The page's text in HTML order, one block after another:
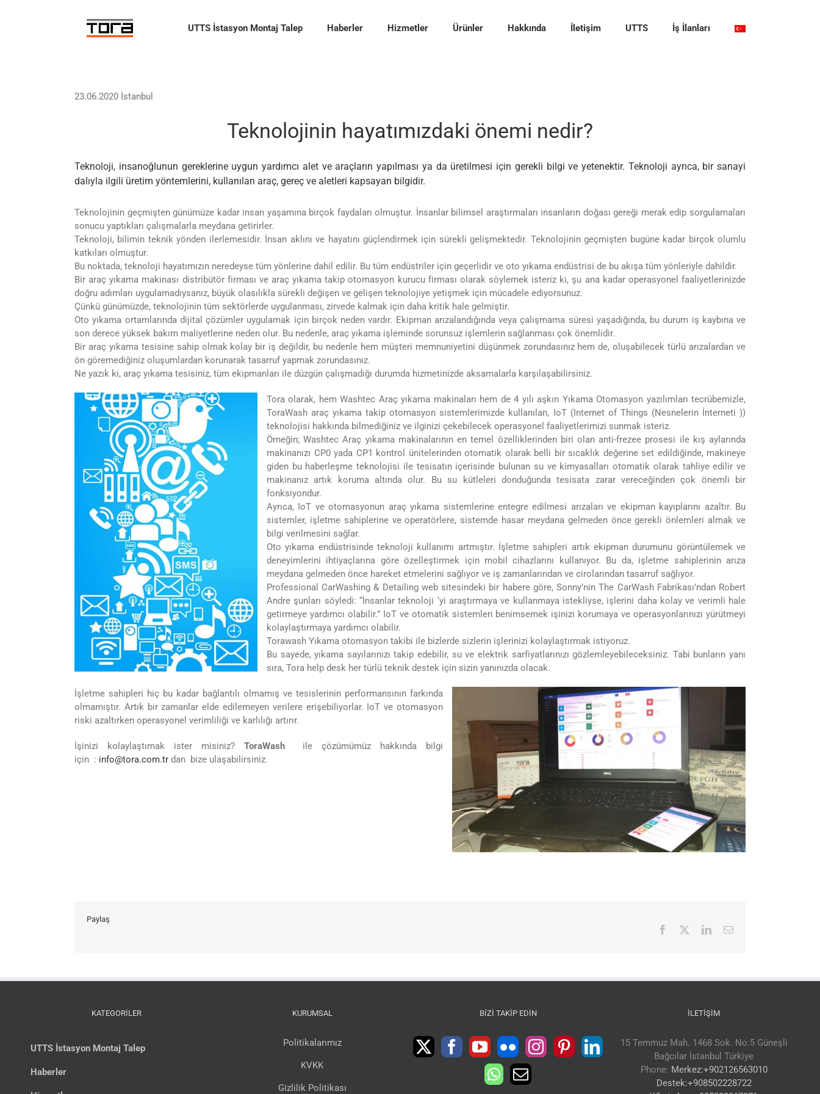
UTTS İstasyon Montaj Talep Haberler Hizmetler Ürünler Hakkında İletişim UTTS İş İlanları
23.06.2020 İstanbul
Teknolojinin hayatımızdaki önemi nedir?
Teknoloji, insanoğlunun gereklerine uygun yardımcı alet ve araçların yapılması ya da üretilmesi için gerekli bilgi ve yetenektir. Teknoloji ayrıca, bir sanayi
dalıyla ilgili üretim yöntemlerini, kullanılan araç, gereç ve aletleri kapsayan bilgidir.
Teknolojinin geçmişten günümüze kadar insan yaşamına birçok faydaları olmuştur. İnsanlar bilimsel araştırmaları insanların doğası gereği merak edip sorgulamaları
sonucu yaptıkları çalışmalarla meydana getirirler.
Teknoloji, bilimin teknik yönden ilerlemesidir. İnsan aklını ve hayatını güçlendirmek için sürekli gelişmektedir. Teknolojinin geçmişten bugüne kadar birçok olumlu
katkıları olmuştur.
Bu noktada, teknoloji hayatımızın neredeyse tüm yönlerine dahil edilir. Bu tüm endüstriler için geçerlidir ve oto yıkama endüstrisi de bu akışa tüm yönleriyle dahildir.
Bir araç yıkama makinası distribütör firması ve araç yıkama takip otomasyon kurucu firması olarak söylemek isteriz ki, şu ana kadar operasyonel faaliyetlerinizde
doğru adımları uygulamadıysanız, büyük olasılıkla sürekli değişen ve gelişen teknolojiye yetişmek için mücadele ediyorsunuz.
Çünkü günümüzde, teknolojinin tüm sektörlerde uygulanması, zirvede kalmak için daha kritik hale gelmiştir.
Oto yıkama ortamlarında dijital çözümler uygulamak için birçok neden vardır. Ekipman arızalandığında veya çalışmama süresi yaşadığında, bu durum iş kaybına ve
son derece yüksek bakım maliyetlerine neden olur. Bu nedenle, araç yıkama işleminde sorunsuz işlemlerin sağlanması çok önemlidir.
Bir araç yıkama tesisine sahip olmak kolay bir iş değildir, bu nedenle hem müşteri memnuniyetini düşünmek zorundasınız hem de, oluşabilecek türlü arızalardan ve
ön göremediğiniz oluşumlardan korunarak tasarruf yapmak zorundasınız.
Ne yazık ki, araç yıkama tesisiniz, tüm ekipmanları ile düzgün çalışmadığı durumda hizmetinizde aksamalarla karşılaşabilirsiniz.
Tora olarak, hem Washtec Araç yıkama makinaları hem de 4 yılı aşkın Yıkama Otomasyon yazılımları tecrübemizle,
ToraWash araç yıkama takip otomasyon sistemlerimizde kullanılan, IoT (Internet of Things (Nesnelerin İnterneti ))
teknolojisi hakkında bilmediğiniz ve ilginizi çekebilecek operasyonel faaliyetlerimizi sunmak isteriz.
Örneğin; Washtec Araç yıkama makinalarının en temel özelliklerinden biri olan anti-frezee prosesi ile kış aylarında
makinanızı CP0 yada CP1 kontrol ünitelerinden otomatik olarak belli bir sıcaklık değerine set edildiğinde, makineye
giden bu haberleşme teknolojisi ile tesisatın içerisinde bulunan su ve kimyasalları otomatik olarak tahliye edilir ve
makinanız artık koruma altında olur. Bu su kütleleri donduğunda tesisata zarar vereceğinden çok önemli bir
fonksiyondur.
Ayrıca, IoT ve otomasyonun araç yıkama sistemlerine entegre edilmesi arızaları ve ekipman kayıplarını azaltır. Bu
sistemler, işletme sahiplerine ve operatörlere, sistemde hasar meydana gelmeden önce gerekli önlemleri almak ve
bilgi verilmesini sağlar.
Oto yıkama endüstrisinde teknoloji kullanımı artmıştır. İşletme sahipleri artık ekipman durumunu görüntülemek ve
deneyimlerini ihtiyaçlarına göre özelleştirmek için mobil cihazlarını kullanıyor. Bu da, işletme sahiplerinin arıza
meydana gelmeden önce hareket etmelerini sağlıyor ve iş zamanlarından ve cirolarından tasarruf sağlıyor.
Professional CarWashing & Detailing web sitesindeki bir habere göre, Sonny’nin The CarWash Fabrikası’ndan Robert
Andre şunları söyledi: “İnsanlar teknoloji ‘yi araştırmaya ve kullanmaya istekliyse, işlerini daha kolay ve verimli hale
getirmeye yardımcı olabilir.” IoT ve otomatik sistemleri benimsemek işinizi korumaya ve operasyonlarınızı yürütmeyi
kolaylaştırmaya yardımcı olabilir.
Torawash Yıkama otomasyon takibi ile bizlerde sizlerin işlerinizi kolaylaştırmak istiyoruz.
Bu sayede, yıkama sayılarınızı takip edebilir, su ve elektrik sarfiyatlarınızı gözlemleyebileceksiniz. Tabi bunların yanı
sıra, Tora help desk her türlü teknik destek için sizin yanınızda olacak.
İşletme sahipleri hiç bu kadar bağlantılı olmamış ve tesislerinin performansının farkında
olmamıştır. Artık bir zamanlar elde edilemeyen verilere erişebiliyorlar. IoT ve otomasyon
riski azaltırken operasyonel verimliliği ve karlılığı artırır.
İşinizi kolaylaştımak ister misiniz? ToraWashile çözümümüz hakkında bilgi
için : info@tora.com.tr dan bize ulaşabilirsiniz.
Paylaş
Facebook LinkedIn
E-
KATEGORİLER
UTTS İstasyon Montaj Talep
Haberler
KURUMSAL
Politikalarımız
KVKK
Gizlilik Politikası
BIZI TAKIP EDIN İLETIŞIM
15 Temmuz Mah. 1468 Sok. No:5 Güneşli
Bağcılar İstanbul Türkiye
Phone: Merkez:+902126563010
Destek:+908502228722